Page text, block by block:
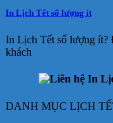
In Lịch Tết số lượng ít
In Lịch Tết số lượng ít?
khách
DANH MỤC LỊCH